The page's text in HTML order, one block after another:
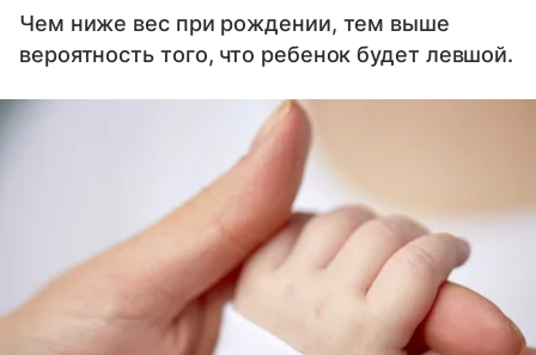
Чем ниже вес при рождении, тем выше
вероятность того, что ребенок будет левшой.